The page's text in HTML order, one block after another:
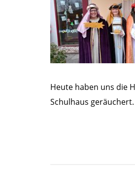
Heute haben uns die
Schulhaus geräuchert.